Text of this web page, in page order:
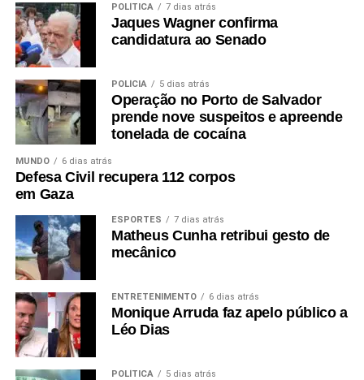
POLÍTICA 7 dias atrás
Jaques Wagner confirma
candidatura ao Senado
POLÍCIA 5 dias atrás
Operação no Porto de Salvador
prende nove suspeitos e apreende
tonelada de cocaína
MUNDO 6 dias atrás
Defesa Civil recupera 112 corpos
em Gaza
ESPORTES 7 dias atrás
Matheus Cunha retribui gesto de
mecânico
ENTRETENIMENTO 6 dias atrás
Monique Arruda faz apelo público a
Léo Dias
POLÍTICA 5 dias atrás